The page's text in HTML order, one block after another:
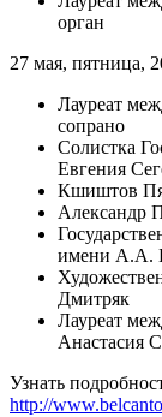
орган
27 мая, пятница,
Лауреат
сопрано
Солистка
Евгения
Кшиштов
Александр
имени А.А.
Дмитряк
Лауреат
Анастасия
Узнать
http://